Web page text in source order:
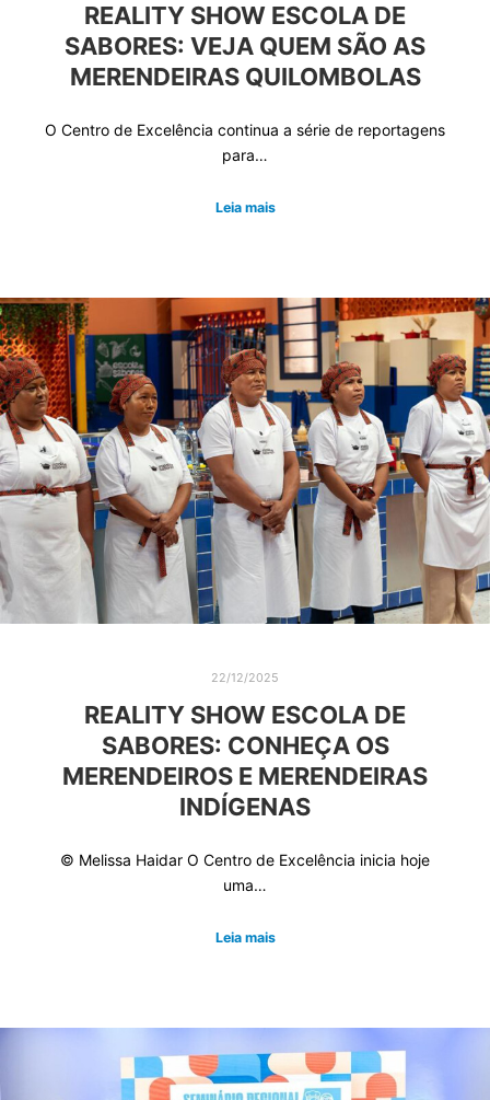
REALITY SHOW ESCOLA DE
SABORES: VEJA QUEM SÃO AS
MERENDEIRAS QUILOMBOLAS
O Centro de Excelência continua a série de reportagens
para…
Leia mais
22/12/2025
REALITY SHOW ESCOLA DE
SABORES: CONHEÇA OS
MERENDEIROS E MERENDEIRAS
INDÍGENAS
© Melissa Haidar O Centro de Excelência inicia hoje
uma…
Leia mais